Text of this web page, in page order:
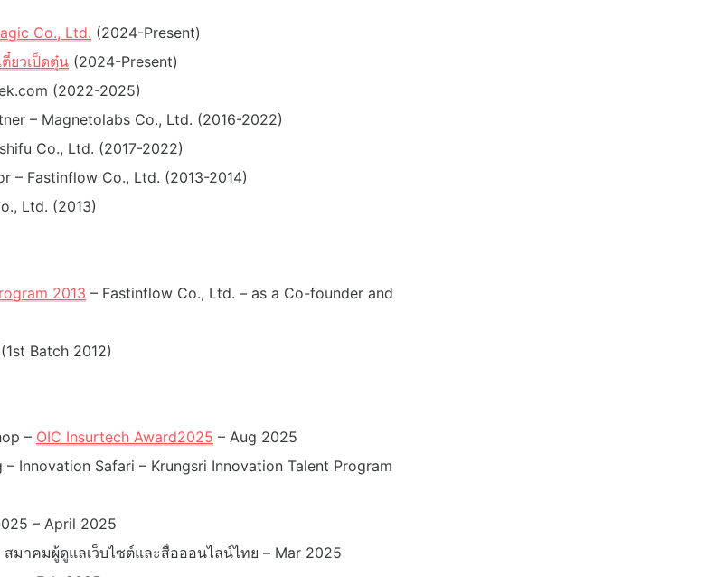
Co., Ltd. (2024-Present)
ยวเป็ดตุ๋น (2024-Present)
(2022-2025)
– Magnetolabs Co., Ltd. (2016-2022)
Co., Ltd. (2017-2022)
– Fastinflow Co., Ltd. (2013-2014)
Ltd. (2013)
2013 – Fastinflow Co., Ltd. – as a Co-founder and
Batch 2012)
– OIC Insurtech Award2025 – Aug 2025
Innovation Safari – Krungsri Innovation Talent Program
– April 2025
สมาคมผู้ดูแลเว็บไซต์และสื่อออนไลน์ไทย – Mar 2025